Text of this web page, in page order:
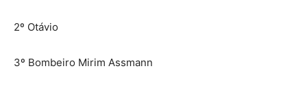
2º Otávio
3º Bombeiro Mirim Assmann